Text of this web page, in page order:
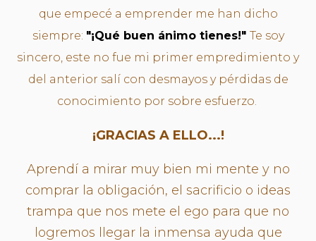
que empecé a emprender me han dicho
siempre: "¡Qué buen ánimo tienes!" Te soy
sincero, este no fue mi primer empredimiento y
del anterior salí con desmayos y pérdidas de
conocimiento por sobre esfuerzo.
¡GRACIAS A ELLO...!
Aprendí a mirar muy bien mi mente y no
comprar la obligación, el sacrificio o ideas
trampa que nos mete el ego para que no
logremos llegar la inmensa ayuda que